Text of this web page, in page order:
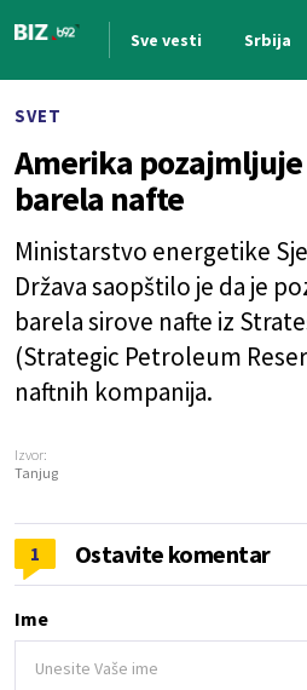
Sve vesti Srbija
SVET
Amerika
barela nafte
Ministarstvo energetike
Država saopštilo je da je
barela sirove nafte iz
(Strategic Petroleum
naftnih kompanija.
Izvor:
Tanjug
1 Ostavite komentar
Ime